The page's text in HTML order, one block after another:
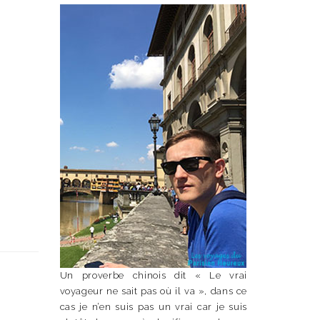
Un proverbe chinois dit « Le vrai
voyageur ne sait pas où il va », dans ce
cas je n’en suis pas un vrai car je suis